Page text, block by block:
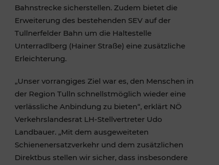
Bahnstrecke sicherstellen. Zudem bietet die
Erweiterung des bestehenden SEV auf der
Tullnerfelder Bahn um die Haltestelle
Unterradlberg (Hainer Straße) eine zusätzliche
Erleichterung.
„Unser vorrangiges Ziel war es, den Menschen in
der Region Tulln schnellstmöglich wieder eine
verlässliche Anbindung zu bieten“, erklärt NÖ
Verkehrslandesrat LH-Stellvertreter Udo
Landbauer. „Mit dem ausgeweiteten
Schienenersatzverkehr und dem zusätzlichen
Direktbus stellen wir sicher, dass insbesondere